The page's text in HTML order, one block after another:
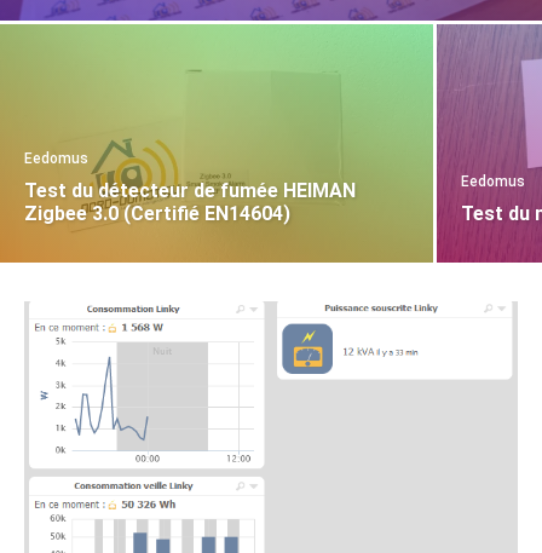
Eedomus
Test du détecteur de fumée HEIMAN
Zigbee 3.0 (Certifié EN14604)
Eedomus
Test du